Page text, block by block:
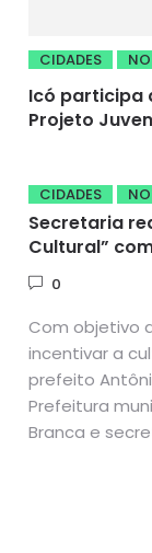
CIDADES
Icó participa
Projeto
CIDADES
Secretaria
Cultural”
Pedra Branca
0
Com objetivo
incentivar a
prefeito
Prefeitura
Branca e